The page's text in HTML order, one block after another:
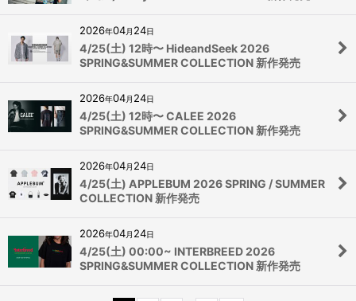
2026年04月 24日
4/25(土) 12時〜 HideandSeek 2026
SPRING&SUMMER COLLECTION 新作発売
2026年04月 24日
4/25(土) 12時〜 CALEE 2026
SPRING&SUMMER COLLECTION 新作発売
2026年04月 24日
4/25(土) APPLEBUM 2026 SPRING / SUMMER
COLLECTION 新作発売
2026年04月 24日
4/25(土) 00:00~ INTERBREED 2026
SPRING&SUMMER COLLECTION 新作発売